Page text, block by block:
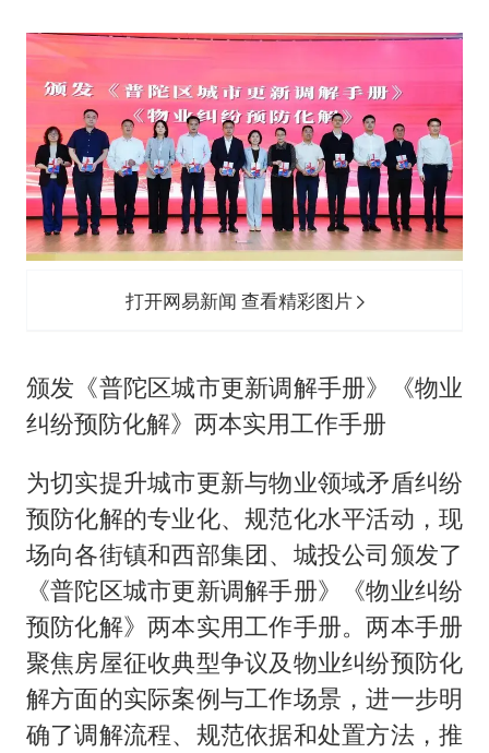
打开网易新闻 查看精彩图片
颁发《普陀区城市更新调解手册》《物业
纠纷预防化解》两本实用工作手册
为切实提升城市更新与物业领域矛盾纠纷
预防化解的专业化、规范化水平活动，现
场向各街镇和西部集团、城投公司颁发了
《普陀区城市更新调解手册》《物业纠纷
预防化解》两本实用工作手册。两本手册
聚焦房屋征收典型争议及物业纠纷预防化
解方面的实际案例与工作场景，进一步明
确了调解流程、规范依据和处置方法，推